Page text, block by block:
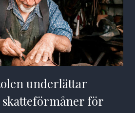
underlättar
för